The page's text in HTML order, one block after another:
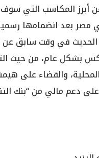
أبرز المكاسب التي
مصر بعد انضمامها
بعد الحديث في وقت سابق
بشكل عام، من حيث
والقضاء على
دعم مالي من “بنك